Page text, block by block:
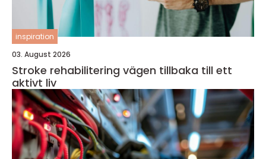
inspiration
03. August 2026
Stroke rehabilitering vägen tillbaka till ett
aktivt liv